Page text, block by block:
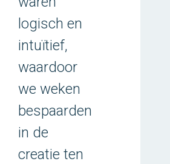
logisch en
intuïtief,
waardoor
we weken
bespaarden
in de
creatie ten